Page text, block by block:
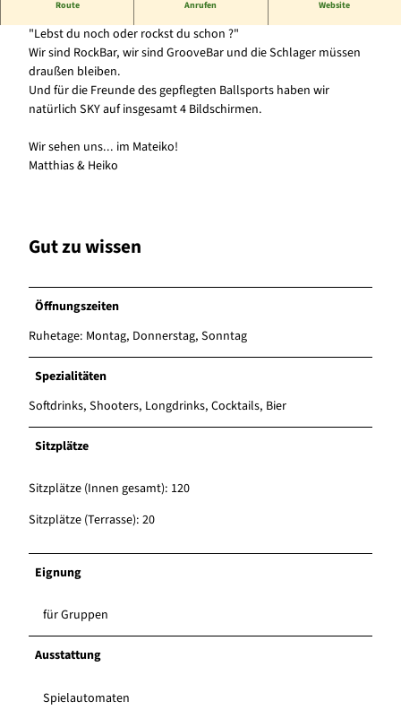
z
h
a
l
t
r
.
Route Anrufen Website
"Lebst du noch oder rockst du schon ?"
Wir sind RockBar, wir sind GrooveBar und die Schlager müssen
draußen bleiben.
Und für die Freunde des gepflegten Ballsports haben wir
natürlich SKY auf insgesamt 4 Bildschirmen.
Wir sehen uns... im Mateiko!
Matthias & Heiko
Gut zu wissen
Öffnungszeiten
Ruhetage: Montag, Donnerstag, Sonntag
Spezialitäten
Softdrinks, Shooters, Longdrinks, Cocktails, Bier
Sitzplätze
Sitzplätze (Innen gesamt): 120
Sitzplätze (Terrasse): 20
Eignung
für Gruppen
Ausstattung
Spielautomaten